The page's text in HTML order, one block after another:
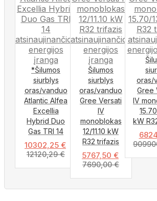
*Šilumos
siurblys
oras/vanduo
Atlantic Alfea
Excellia
Hybrid Duo
Gas TRI 14
10302,25 €
12120,29€
Šilumos
siurblys
oras/vanduo
Gree Versati
IV
monoblokas
12/11.10 kW
R32 trifazis
5767,50 €
7690,00€
oras/
Gree
IV
kW